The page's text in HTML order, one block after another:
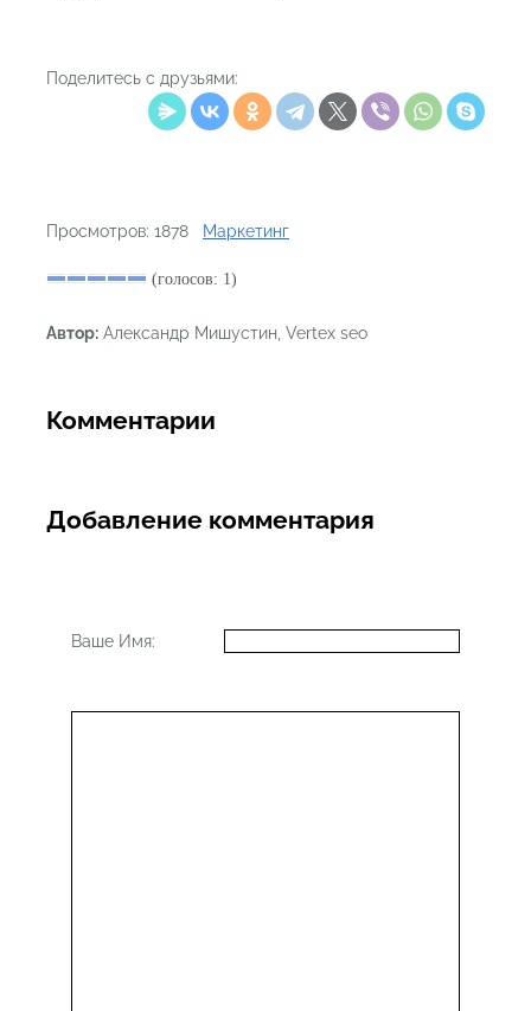
Поделитесь с друзьями:
Просмотров: 1878 Маркетинг
(голосов: 1)
Автор: Александр Мишустин, Vertex seo
Комментарии
Добавление комментария
Ваше Имя: